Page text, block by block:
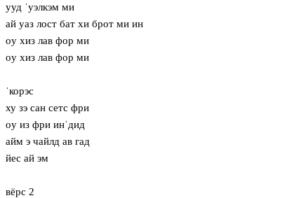
ууд ˈуэлкэм ми
ай уаз лост бат хи брот ми ин
oу хиз лав фор ми
oу хиз лав фор ми
ˈкорэс
ху зэ сан сетс фри
oу из фри инˈдид
айм э чайлд ав гад
йес ай эм
вёрс 2